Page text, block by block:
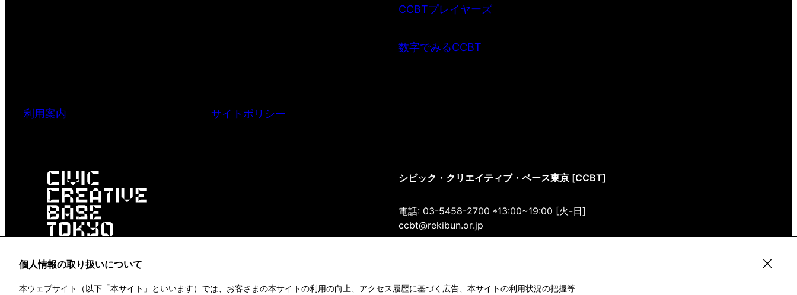
個人情報の取り扱いについて
本ウェブサイト（以下「本サイト」といいます）では、お客さまの本サイトの利用の向上、アクセス履歴に基づく広告、本サイトの利用状況の把握等
CCBTプレイヤーズ
数字でみるCCBT
利用案内 サイトポリシー
シビック・クリエイティブ・ベース東京 [CCBT]
電話: 03-5458-2700 *13:00~19:00 [火-日]
ccbt@rekibun.or.jp